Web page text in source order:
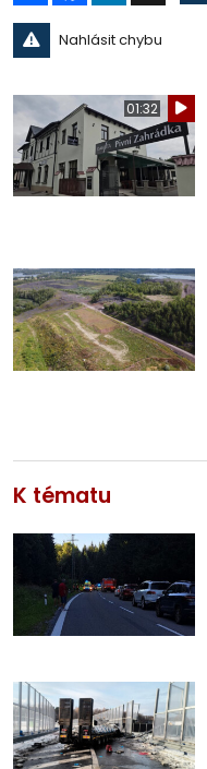
Nahlásit chybu
01:32
K tématu